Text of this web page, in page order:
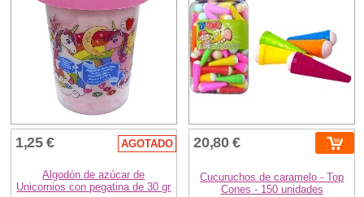
1,25 € AGOTADO
Algodón de azúcar de
Unicornios con pegatina de 30 gr
20,80 €
Cucuruchos de caramelo - Top
Cones - 150 unidades